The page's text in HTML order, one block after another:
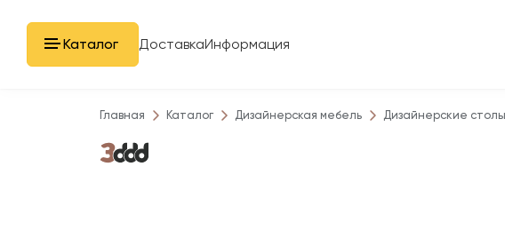
Каталог ДоставкаИнформация
Главная Каталог Дизайнерская мебель Дизайнерские столы